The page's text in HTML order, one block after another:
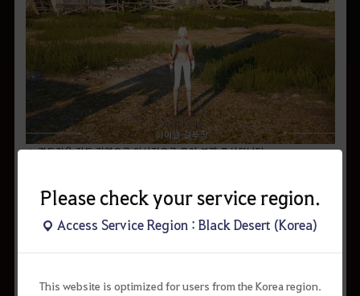
Please check your service region.
Access Service Region : Black Desert (Korea)
This website is optimized for users from the Korea region.
▲ 결투장은 전투 지역으로 일시적으로 몸이 붉게 표시됩니다.
* 게임 가이드 내용은 업데이트 및 콘텐츠 변경에 따라 실제 게임에 적용된